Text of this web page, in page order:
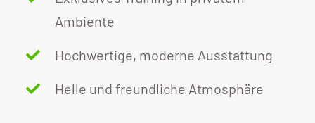
Ambiente
Hochwertige, moderne Ausstattung
Helle und freundliche Atmosphäre